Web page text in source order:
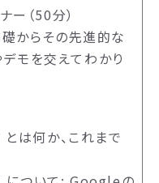
（50分）
からその先進的な
モを交えてわかり
は何か、これまで